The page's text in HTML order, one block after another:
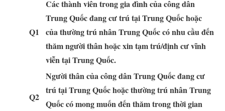
Q1
Các thành viên trong gia đình của công dân
Trung Quốc đang cư trú tại Trung Quốc hoặc
của thường trú nhân Trung Quốc có nhu cầu đến
thăm người thân hoặc xin tạm trú/định cư vĩnh
viễn tại Trung Quốc.
Q2
Người thân của công dân Trung Quốc đang cư
trú tại Trung Quốc hoặc thường trú nhân Trung
Quốc có mong muốn đến thăm trong thời gian